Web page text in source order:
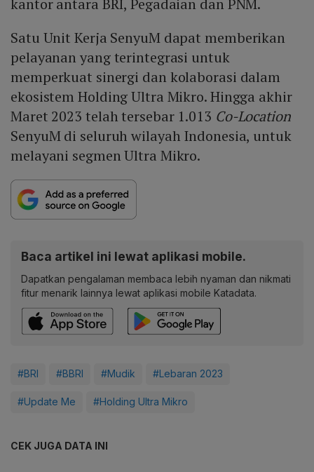
kantor antara BRI, Pegadaian dan PNM.
Satu Unit Kerja SenyuM dapat memberikan
pelayanan yang terintegrasi untuk
memperkuat sinergi dan kolaborasi dalam
ekosistem Holding Ultra Mikro. Hingga akhir
Maret 2023 telah tersebar 1.013 Co-Location
SenyuM di seluruh wilayah Indonesia, untuk
melayani segmen Ultra Mikro.
Baca artikel ini lewat aplikasi mobile.
Dapatkan pengalaman membaca lebih nyaman dan nikmati
fitur menarik lainnya lewat aplikasi mobile Katadata.
#BRI #BBRI #Mudik #Lebaran 2023
#Update Me #Holding Ultra Mikro
CEK JUGA DATA INI